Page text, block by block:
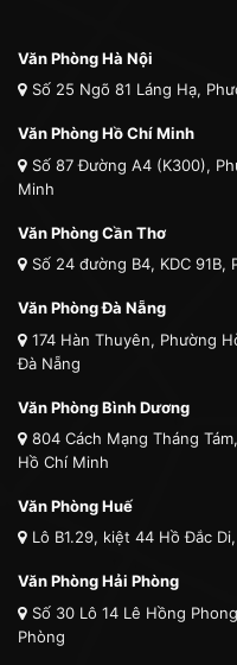
Văn Phòng Hà Nội
Số 25 Ngõ 81 Láng Hạ,
Văn Phòng Hồ Chí Minh
Số 87 Đường A4 (K300),
Minh
Văn Phòng Cần Thơ
Số 24 đường B4, KDC
Văn Phòng Đà Nẵng
174 Hàn Thuyên, Phường
Đà Nẵng
Văn Phòng Bình Dương
804 Cách Mạng Tháng
Hồ Chí Minh
Văn Phòng Huế
Lô B1.29, kiệt 44 Hồ Đắc
Văn Phòng Hải Phòng
Số 30 Lô 14 Lê Hồng
Phòng